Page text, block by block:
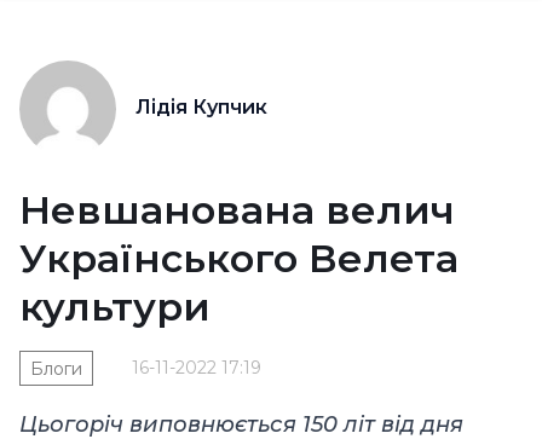
Лідія Купчик
Невшанована велич
Українського Велета
культури
16-11-2022 17:19
Блоги
Цьогоріч виповнюється 150 літ від дня